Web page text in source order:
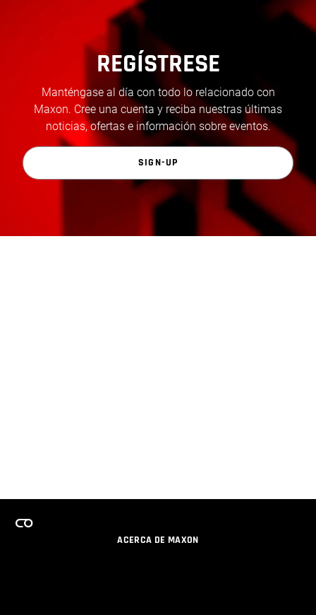
REGÍSTRESE
Manténgase al día con todo lo relacionado con
Maxon. Cree una cuenta y reciba nuestras últimas
noticias, ofertas e información sobre eventos.
SIGN-UP
ACERCA DE MAXON